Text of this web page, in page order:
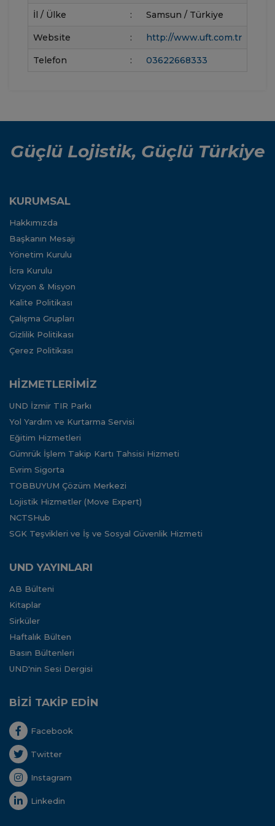
İl / Ülke : Samsun / Türkiye
Website : http://www.uft.com.tr
Telefon : 03622668333
Güçlü Lojistik, Güçlü Türkiye
KURUMSAL
Hakkımızda
Başkanın Mesajı
Yönetim Kurulu
İcra Kurulu
Vizyon & Misyon
Kalite Politikası
Çalışma Grupları
Gizlilik Politikası
Çerez Politikası
HİZMETLERİMİZ
UND İzmir TIR Parkı
Yol Yardım ve Kurtarma Servisi
Eğitim Hizmetleri
Gümrük İşlem Takip Kartı Tahsisi Hizmeti
Evrim Sigorta
TOBBUYUM Çözüm Merkezi
Lojistik Hizmetler (Move Expert)
NCTSHub
SGK Teşvikleri ve İş ve Sosyal Güvenlik Hizmeti
UND YAYINLARI
AB Bülteni
Kitaplar
Sirküler
Haftalık Bülten
Basın Bültenleri
UND'nin Sesi Dergisi
BİZİ TAKİP EDİN
Facebook
Twitter
Instagram
Linkedin